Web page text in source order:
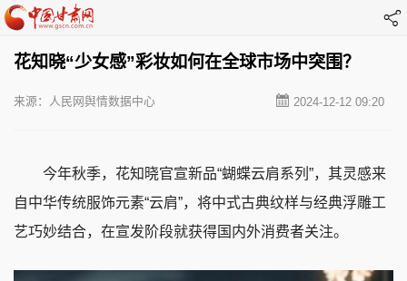
花知晓“少女感”彩妆如何在全球市场中突围？
2024-12-12 09:20
来源：人民网舆情数据中心
今年秋季，花知晓官宣新品“蝴蝶云肩系列”，其灵感来
自中华传统服饰元素“云肩”，将中式古典纹样与经典浮雕工
艺巧妙结合，在宣发阶段就获得国内外消费者关注。